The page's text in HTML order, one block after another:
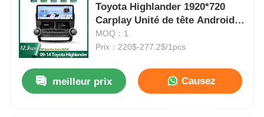
Toyota Highlander 1920*720
Carplay Unité de tête Android
12,3 pouces
MOQ：1
Prix：220$-277.2$/1pcs
meilleur prix Causez